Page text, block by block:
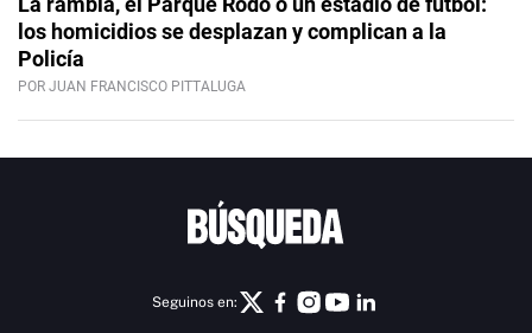
los homicidios se desplazan y complican a la
Policía
POR JUAN FRANCISCO PITTALUGA
Seguinos en: